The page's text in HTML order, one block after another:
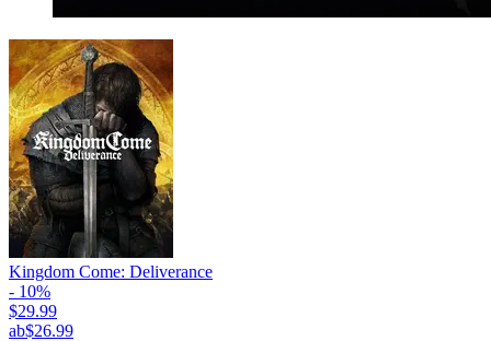
Kingdom Come: Deliverance
- 10%
$29.99
ab$26.99